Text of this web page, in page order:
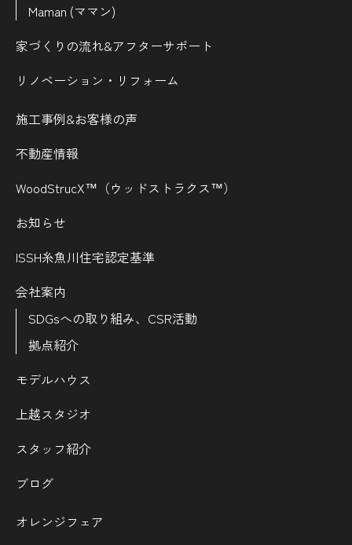
Maman (ママン)
家づくりの流れ&アフターサポート
リノベーション・リフォーム
施工事例&お客様の声
不動産情報
WoodStrucX™（ウッドストラクス™）
お知らせ
ISSH糸魚川住宅認定基準
会社案内
SDGsへの取り組み、CSR活動
拠点紹介
モデルハウス
上越スタジオ
スタッフ紹介
ブログ
オレンジフェア